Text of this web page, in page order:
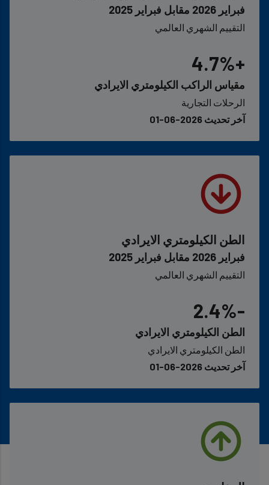
فبراير 2026 مقابل فبراير 2025
التقييم الشهري العالمي
+4.7%
مقياس الراكب الكيلومتري الايرادي
الرحلات التجارية
آخر تحديث 2026-06-01
الطن الكيلومتري الايرادي
فبراير 2026 مقابل فبراير 2025
التقييم الشهري العالمي
-2.4%
الطن الكيلومتري الايرادي
الطن الكيلومتري الايرادي
آخر تحديث 2026-06-01